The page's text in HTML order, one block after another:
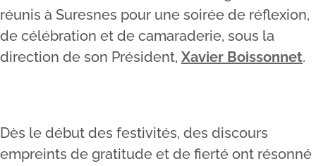
réunis à Suresnes pour une soirée de réflexion,
de célébration et de camaraderie, sous la
direction de son Président, Xavier Boissonnet.
Dès le début des festivités, des discours
empreints de gratitude et de fierté ont résonné